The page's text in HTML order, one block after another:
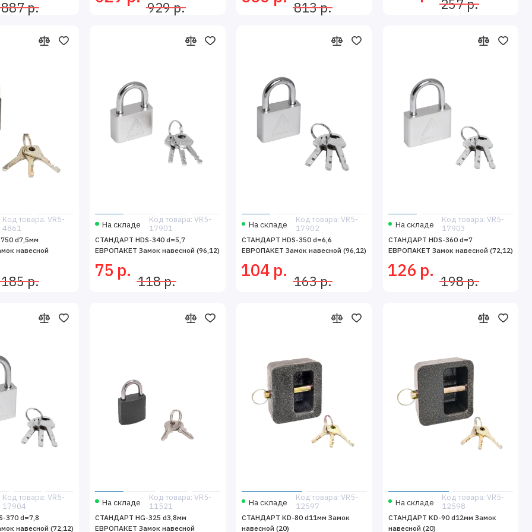
887 р. 929 р. 813 р. 257 р.
Код товара: VR5-
4861
d7,5мм
навесной
185 р.
На складе
Код товара: VR5-
17901
СТАНДАРТ HDS-340 d=5,7
ЕВРОПАКЕТ Замок навесной (96,12)
75 р.
118 р.
На складе
Код товара: VR5-
17902
СТАНДАРТ HDS-350 d=6,6
ЕВРОПАКЕТ Замок навесной (96,12)
104 р.
163 р.
На складе
Код товара: VR5-
17903
СТАНДАРТ HDS-360 d=7
ЕВРОПАКЕТ Замок навесной (72,12)
126 р.
198 р.
Код товара: VR5-
17904
370 d=7,8
навесной (72,12)
На складе
Код товара: VR5-
11521
СТАНДАРТ HG-325 d3,8мм
ЕВРОПАКЕТ Замок навесной
На складе
Код товара: VR5-
12597
СТАНДАРТ KD-80 d11мм Замок
навесной (20)
На складе
Код товара: VR5-
12598
СТАНДАРТ KD-90 d12мм Замок
навесной (20)